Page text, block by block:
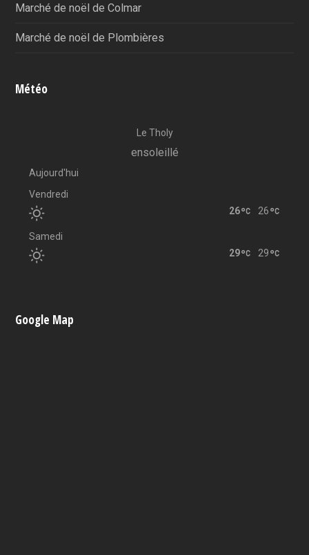
Marché de noël de Colmar
Marché de noël de Plombières
Météo
Le Tholy
ensoleillé
Aujourd'hui
Vendredi
26
26
Samedi
29
29
Google Map